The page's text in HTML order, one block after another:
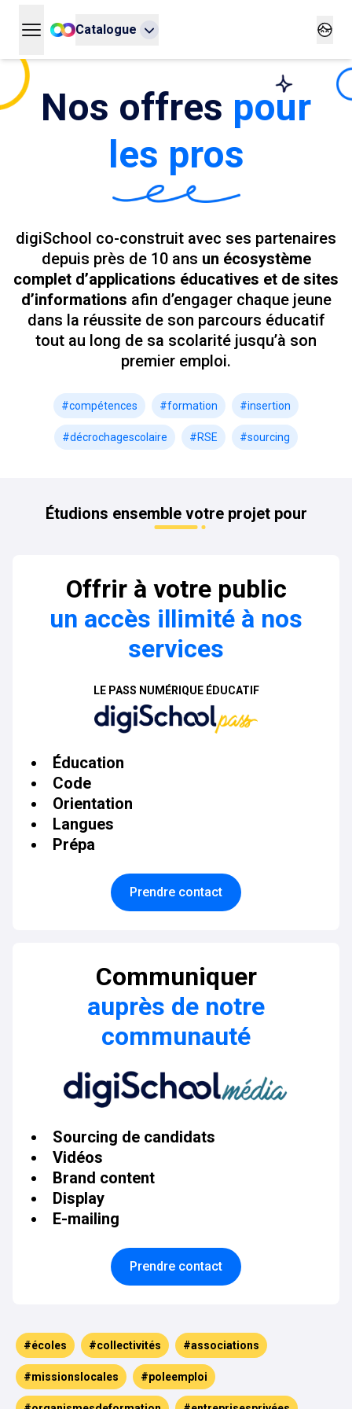
Ouvrir le menu principal
Catalogue
Nos offres pour
les pros
digiSchool co-construit avec ses partenaires
depuis près de 10 ans un écosystème
complet d’applications éducatives et de sites
d’informations afin d’engager chaque jeune
dans la réussite de son parcours éducatif
tout au long de sa scolarité jusqu’à son
premier emploi.
#compétences #formation #insertion
#décrochagescolaire #RSE #sourcing
Étudions ensemble votre projet pour
Offrir à votre public
un accès illimité à nos
services
LE PASS NUMÉRIQUE ÉDUCATIF
Éducation
Code
Orientation
Langues
Prépa
Prendre contact
Communiquer
auprès de notre
communauté
Sourcing de candidats
Vidéos
Brand content
Display
E-mailing
Prendre contact
#écoles #collectivités #associations
#missionslocales #poleemploi